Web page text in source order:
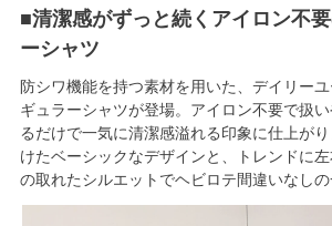
■清潔感がずっと続くアイロン不
ーシャツ
防シワ機能を持つ素材を用いた、デイリー
ギュラーシャツが登場。アイロン不要で扱
るだけで一気に清潔感溢れる印象に仕上が
けたベーシックなデザインと、トレンドに
の取れたシルエットでヘビロテ間違いなしの